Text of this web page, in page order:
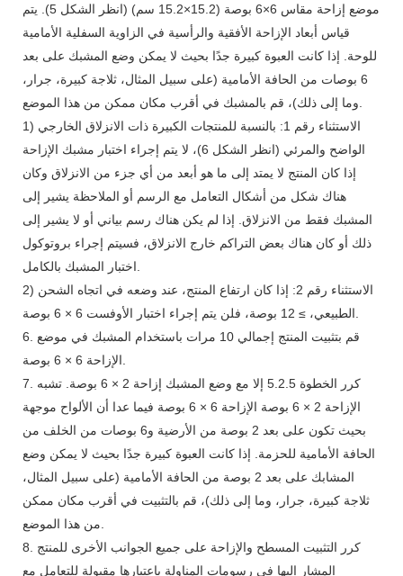
موضع إزاحة مقاس 6×6 بوصة (15.2×15.2 سم) (انظر الشكل 5). يتم
قياس أبعاد الإزاحة الأفقية والرأسية في الزاوية السفلية الأمامية
للوحة. إذا كانت العبوة كبيرة جدًا بحيث لا يمكن وضع المشبك على بعد
6 بوصات من الحافة الأمامية (على سبيل المثال، ثلاجة كبيرة، جرار،
1) الاستثناء رقم 1: بالنسبة للمنتجات الكبيرة ذات الانزلاق الخارجي
الواضح والمرئي (انظر الشكل 6)، لا يتم إجراء اختبار مشبك الإزاحة
إذا كان المنتج لا يمتد إلى ما هو أبعد من أي جزء من الانزلاق وكان
هناك شكل من أشكال التعامل مع الرسم أو الملاحظة يشير إلى
المشبك فقط من الانزلاق. إذا لم يكن هناك رسم بياني أو لا يشير إلى
ذلك أو كان هناك بعض التراكم خارج الانزلاق، فسيتم إجراء بروتوكول
2) الاستثناء رقم 2: إذا كان ارتفاع المنتج، عند وضعه في اتجاه الشحن
6. قم بتثبيت المنتج إجمالي 10 مرات باستخدام المشبك في موضع
7. كرر الخطوة 5.2.5 إلا مع وضع المشبك إزاحة 2 × 6 بوصة. تشبه
الإزاحة 2 × 6 بوصة الإزاحة 6 × 6 بوصة فيما عدا أن الألواح موجهة
بحيث تكون على بعد 2 بوصة من الأرضية و6 بوصات من الخلف من
الحافة الأمامية للحزمة. إذا كانت العبوة كبيرة جدًا بحيث لا يمكن وضع
المشابك على بعد 2 بوصة من الحافة الأمامية (على سبيل المثال،
ثلاجة كبيرة، جرار، وما إلى ذلك)، قم بالتثبيت في أقرب مكان ممكن
8. كرر التثبيت المسطح والإزاحة على جميع الجوانب الأخرى للمنتج
المشار إليها في رسومات المناولة باعتبارها مقبولة للتعامل مع